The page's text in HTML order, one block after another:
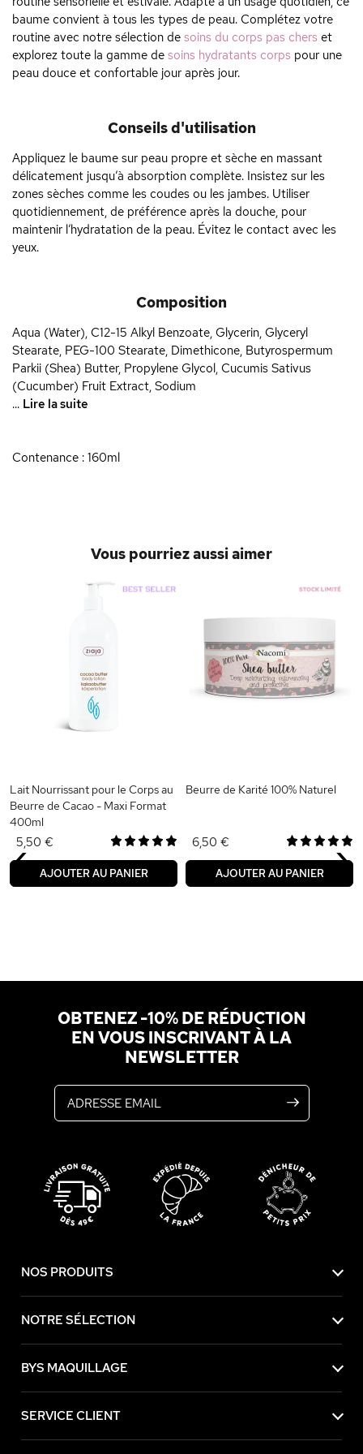
baume convient à tous les types de peau. Complétez votre
routine avec notre sélection de soins du corps pas chers et
explorez toute la gamme de soins hydratants corps pour une
peau douce et confortable jour après jour.
Conseils d'utilisation
Appliquez le baume sur peau propre et sèche en massant
délicatement jusqu’à absorption complète. Insistez sur les
zones sèches comme les coudes ou les jambes. Utiliser
quotidiennement, de préférence après la douche, pour
maintenir l’hydratation de la peau. Évitez le contact avec les
yeux.
Composition
Aqua (Water), C12-15 Alkyl Benzoate, Glycerin, Glyceryl
Stearate, PEG-100 Stearate, Dimethicone, Butyrospermum
Parkii (Shea) Butter, Propylene Glycol, Cucumis Sativus
(Cucumber) Fruit Extract, Sodium
... Lire la suite
Contenance : 160ml
Vous pourriez aussi aimer
Lait Nourrissant pour le Corps au
Beurre de Cacao - Maxi Format
400ml
5,50 €
AJOUTER AU PANIER
Beurre de Karité 100% Naturel
6,50 €
AJOUTER AU PANIER
‹ ›
OBTENEZ -10% DE RÉDUCTION
EN VOUS INSCRIVANT À LA
NEWSLETTER
NOS PRODUITS
NOTRE SÉLECTION
BYS MAQUILLAGE
SERVICE CLIENT